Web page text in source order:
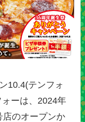
10.4(テンフォ
ーは、2024年
店のオープンか